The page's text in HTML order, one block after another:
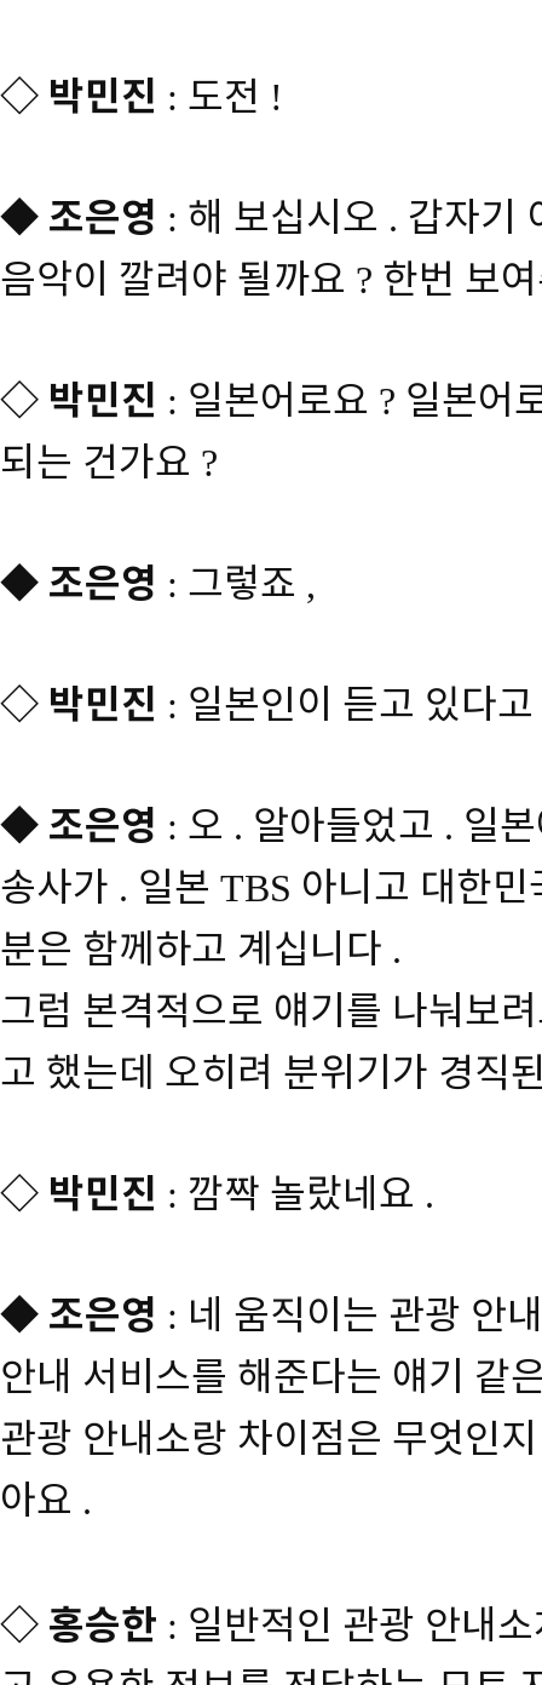
◇ 박민진 : 도전 !
◆ 조은영 : 해 보십시오 . 갑자기
음악이 깔려야 될까요 ? 한번 보
◇ 박민진 : 일본어로요 ? 일본어
되는 건가요 ?
◆ 조은영 : 그렇죠 ,
◇ 박민진 : 일본인이 듣고 있다
◆ 조은영 : 오 . 알아들었고 . 일
송사가 . 일본 TBS 아니고 대한
분은 함께하고 계십니다 .
그럼 본격적으로 얘기를 나눠보
고 했는데 오히려 분위기가 경직
◇ 박민진 : 깜짝 놀랐네요 .
◆ 조은영 : 네 움직이는 관광 안
안내 서비스를 해준다는 얘기 같
관광 안내소랑 차이점은 무엇인
아요 .
◇ 홍승한 : 일반적인 관광 안내